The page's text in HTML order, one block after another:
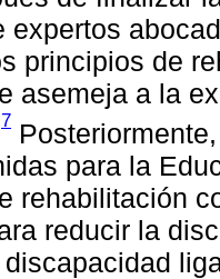
expertos
principios de
asemeja a la
7
para la
rehabilitación
reducir la